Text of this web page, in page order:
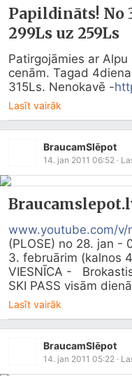
Papildināts! No
299Ls uz 259Ls
Patirgojāmies ar
cenām. Tagad
315Ls. Nenokavē -
Lasīt vairāk
BraucamSlēpot
14. jan 2011 06:52 ·
www.youtube.com/v/
(PLOSE) no 28. jan -
3. februārim (kalnos
VIESNĪCA -
SKI PASS visām
Lasīt vairāk
BraucamSlēpot
14. jan 2011 05:22 ·